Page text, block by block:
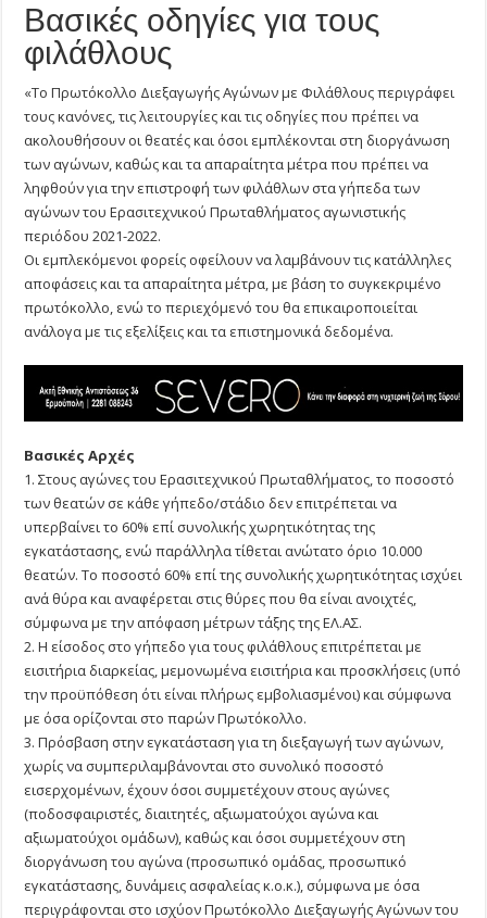
Βασικές οδηγίες για τους
φιλάθλους
«Το Πρωτόκολλο Διεξαγωγής Αγώνων με Φιλάθλους περιγράφει
τους κανόνες, τις λειτουργίες και τις οδηγίες που πρέπει να
ακολουθήσουν οι θεατές και όσοι εμπλέκονται στη διοργάνωση
των αγώνων, καθώς και τα απαραίτητα μέτρα που πρέπει να
ληφθούν για την επιστροφή των φιλάθλων στα γήπεδα των
αγώνων του Ερασιτεχνικού Πρωταθλήματος αγωνιστικής
περιόδου 2021-2022.
Οι εμπλεκόμενοι φορείς οφείλουν να λαμβάνουν τις κατάλληλες
αποφάσεις και τα απαραίτητα μέτρα, με βάση το συγκεκριμένο
πρωτόκολλο, ενώ το περιεχόμενό του θα επικαιροποιείται
ανάλογα με τις εξελίξεις και τα επιστημονικά δεδομένα.
Βασικές Αρχές
1. Στους αγώνες του Ερασιτεχνικού Πρωταθλήματος, το ποσοστό
των θεατών σε κάθε γήπεδο/στάδιο δεν επιτρέπεται να
υπερβαίνει το 60% επί συνολικής χωρητικότητας της
εγκατάστασης, ενώ παράλληλα τίθεται ανώτατο όριο 10.000
θεατών. Το ποσοστό 60% επί της συνολικής χωρητικότητας ισχύει
ανά θύρα και αναφέρεται στις θύρες που θα είναι ανοιχτές,
σύμφωνα με την απόφαση μέτρων τάξης της ΕΛ.ΑΣ.
2. Η είσοδος στο γήπεδο για τους φιλάθλους επιτρέπεται με
εισιτήρια διαρκείας, μεμονωμένα εισιτήρια και προσκλήσεις (υπό
την προϋπόθεση ότι είναι πλήρως εμβολιασμένοι) και σύμφωνα
με όσα ορίζονται στο παρών Πρωτόκολλο.
3. Πρόσβαση στην εγκατάσταση για τη διεξαγωγή των αγώνων,
χωρίς να συμπεριλαμβάνονται στο συνολικό ποσοστό
εισερχομένων, έχουν όσοι συμμετέχουν στους αγώνες
(ποδοσφαιριστές, διαιτητές, αξιωματούχοι αγώνα και
αξιωματούχοι ομάδων), καθώς και όσοι συμμετέχουν στη
διοργάνωση του αγώνα (προσωπικό ομάδας, προσωπικό
εγκατάστασης, δυνάμεις ασφαλείας κ.ο.κ.), σύμφωνα με όσα
περιγράφονται στο ισχύον Πρωτόκολλο Διεξαγωγής Αγώνων του